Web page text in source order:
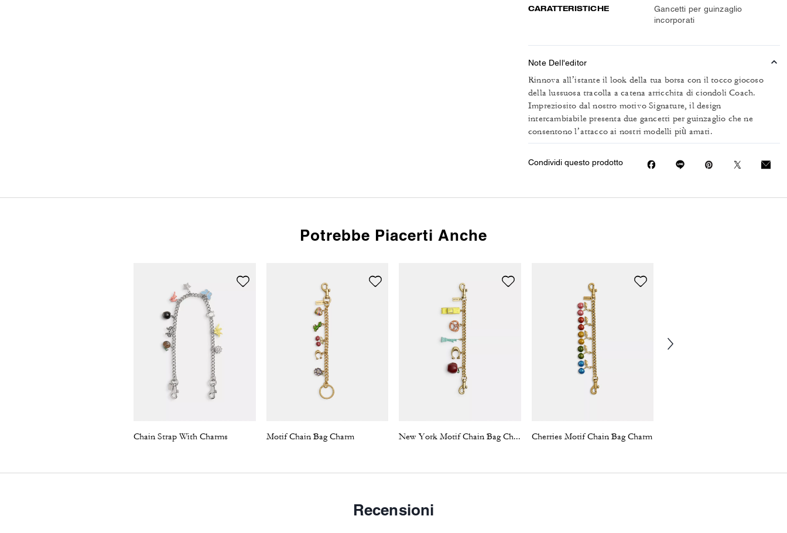
CARATTERISTICHE
Gancetti per guinzaglio
incorporati
Note Dell'editor
Rinnova all’istante il look della tua borsa con il tocco giocoso
della lussuosa tracolla a catena arricchita di ciondoli Coach.
Impreziosito dal nostro motivo Signature, il design
intercambiabile presenta due gancetti per guinzaglio che ne
consentono l’attacco ai nostri modelli più amati.
Condividi questo prodotto
Potrebbe Piacerti Anche
Chain Strap With Charms Motif Chain Bag Charm New York Motif Chain Bag Charm Cherries Motif Chain Bag Charm
Recensioni